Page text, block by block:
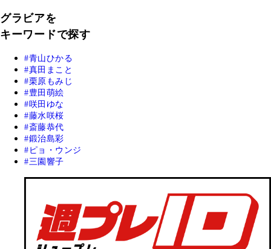
グラビアを
キーワードで探す
青山ひかる
真田まこと
栗原もみじ
豊田萌絵
咲田ゆな
藤水咲桜
斎藤恭代
鍛治島彩
ピョ・ウンジ
三園響子